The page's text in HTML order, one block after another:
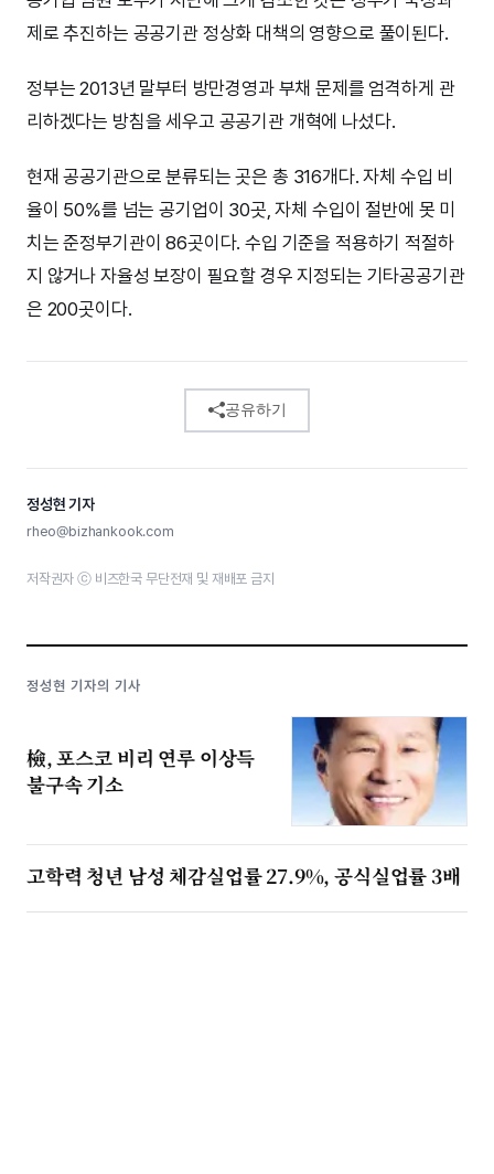
제로 추진하는 공공기관 정상화 대책의 영향으로 풀이된다.
정부는 2013년 말부터 방만경영과 부채 문제를 엄격하게 관
리하겠다는 방침을 세우고 공공기관 개혁에 나섰다.
현재 공공기관으로 분류되는 곳은 총 316개다. 자체 수입 비
율이 50%를 넘는 공기업이 30곳, 자체 수입이 절반에 못 미
치는 준정부기관이 86곳이다. 수입 기준을 적용하기 적절하
지 않거나 자율성 보장이 필요할 경우 지정되는 기타공공기관
은 200곳이다.
공유하기
정성현 기자
rheo@bizhankook.com
저작권자 ⓒ 비즈한국 무단전재 및 재배포 금지
정성현 기자의 기사
檢, 포스코 비리 연루 이상득
불구속 기소
고학력 청년 남성 체감실업률 27.9%, 공식실업률 3배